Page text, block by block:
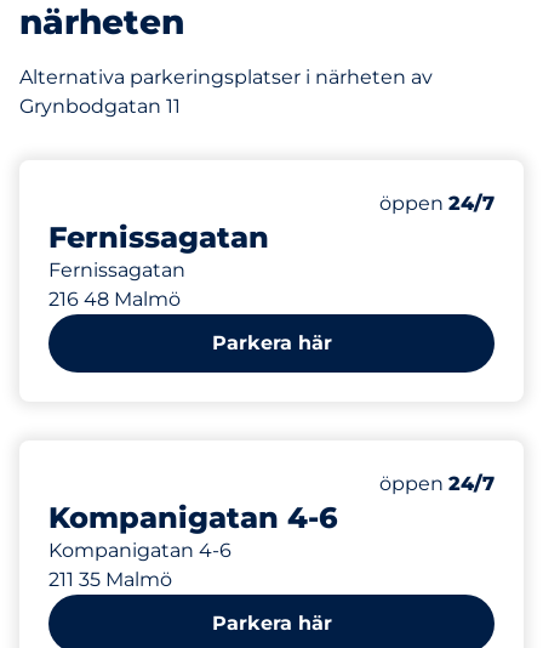
närheten
Alternativa parkeringsplatser i närheten av
Grynbodgatan 11
Fernissagatan
Fernissagatan
216 48 Malmö
öppen 24/7
Parkera här
Kompanigatan 4-6
Kompanigatan 4-6
211 35 Malmö
öppen 24/7
Parkera här